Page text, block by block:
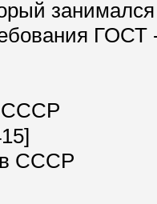
СССР